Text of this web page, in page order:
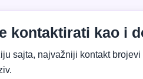
kontaktirati kao i
sajta, najvažniji kontakt